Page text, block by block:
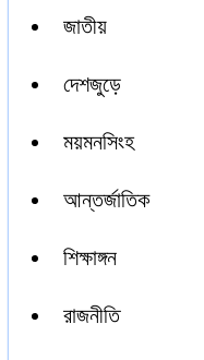
জাতীয়
দেশজুড়ে
ময়মনসিংহ
আন্তর্জাতিক
শিক্ষাঙ্গন
রাজনীতি